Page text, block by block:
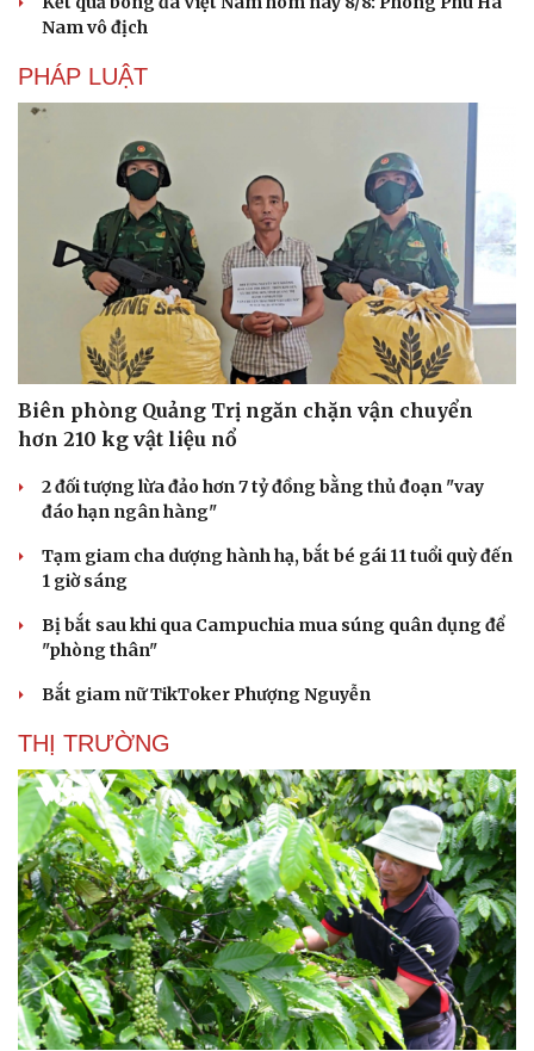
Du lịch
Tư vấn
Săn Tour
check-in
Podcast
Câu chuyện thời sự
Đọc truyện đêm khuya
Cửa sổ tình yêu
Nam vô địch
PHÁP LUẬT
Biên phòng Quảng Trị ngăn chặn vận chuyển
hơn 210 kg vật liệu nổ
2 đối tượng lừa đảo hơn 7 tỷ đồng bằng thủ đoạn "vay
đáo hạn ngân hàng"
Tạm giam cha dượng hành hạ, bắt bé gái 11 tuổi quỳ đến
1 giờ sáng
Bị bắt sau khi qua Campuchia mua súng quân dụng để
"phòng thân"
Bắt giam nữ TikToker Phượng Nguyễn
THỊ TRƯỜNG